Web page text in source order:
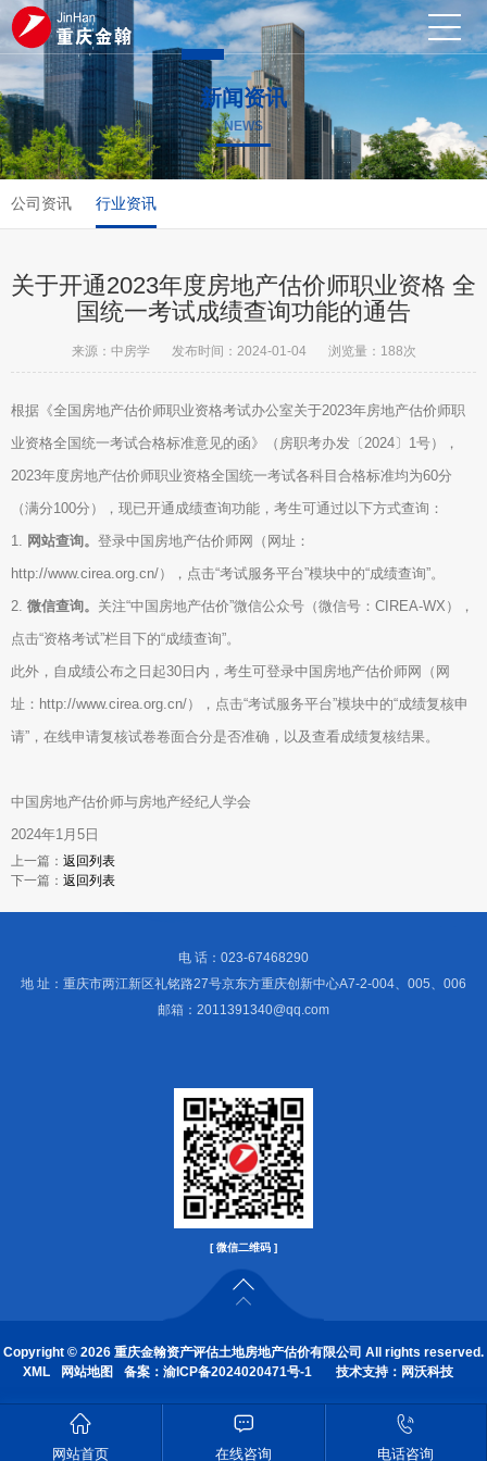
网站
首页
关于
我们
管理
团队
法律
法规
新闻 人才 联系

 023-67468290
新闻资讯
NEWS
公司资讯 行业资讯
关于开通2023年度房地产估价师职业资格 全
国统一考试成绩查询功能的通告
来源：中房学 发布时间：2024-01-04 浏览量： 188次
根据《全国房地产估价师职业资格考试办公室关于2023年房地产估价师职
业资格全国统一考试合格标准意见的函》（房职考办发〔2024〕1号），
2023年度房地产估价师职业资格全国统一考试各科目合格标准均为60分
（满分100分），现已开通成绩查询功能，考生可通过以下方式查询：
1. 网站查询。 登录中国房地产估价师网（网址：
http://www.cirea.org.cn/），点击“考试服务平台”模块中的“成绩查询”。
2. 微信查询。 关注“中国房地产估价”微信公众号（微信号：CIREA-WX），
点击“资格考试”栏目下的“成绩查询”。
此外，自成绩公布之日起30日内，考生可登录中国房地产估价师网（网
址：http://www.cirea.org.cn/），点击“考试服务平台”模块中的“成绩复核申
请”，在线申请复核试卷卷面合分是否准确，以及查看成绩复核结果。
中国房地产估价师与房地产经纪人学会
2024年1月5日
上一篇： 返回列表
下一篇： 返回列表
电 话：023-67468290
地 址：重庆市两江新区礼铭路27号京东方重庆创新中心A7-2-004、005、006
邮箱：2011391340@qq.com
[ 微信二维码 ]
Copyright © 2026 重庆金翰资产评估土地房地产估价有限公司 All rights reserved.
XML
网站地图 备案： 渝ICP备2024020471号-1 技术支持： 网沃科技

网站首页

在线咨询

电话咨询